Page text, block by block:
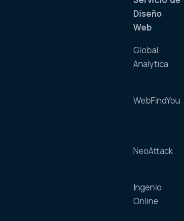
Diseño
Web
Global
Analytica
WebFindYou
NeoAttack
Ingenio
Online